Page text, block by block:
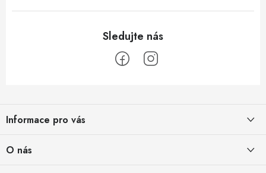
pInformace pro vás
O nás